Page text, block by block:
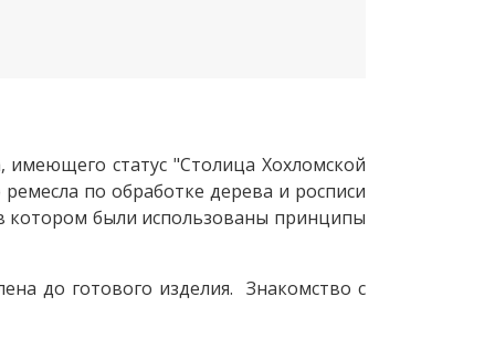
имеющего статус "Столица Хохломской
по обработке дерева и росписи
котором были использованы принципы
до готового изделия. Знакомство с